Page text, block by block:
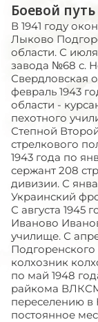
Боевой
В 1941 году
Лыково
области. С
завода №68 с.
Свердловская
февраль 1943
области -
пехотного
Степной
стрелкового
1943 года по
сержант 208
дивизии. С
Украинский
С августа 1945
Иваново
училище. С
колхозник
по май 1948
райкома
переселению в
постоянное